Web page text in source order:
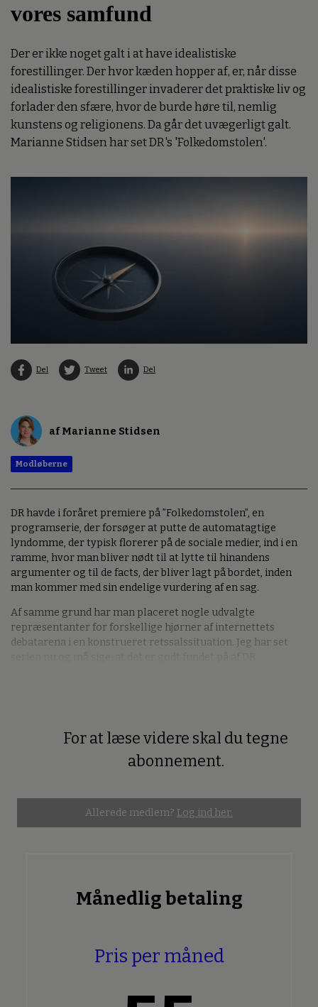
vores samfund
Der er ikke noget galt i at have idealistiske
forestillinger. Der hvor kæden hopper af, er, når disse
idealistiske forestillinger invaderer det praktiske liv og
forlader den sfære, hvor de burde høre til, nemlig
kunstens og religionens. Da går det uvægerligt galt.
Marianne Stidsen har set DR's 'Folkedomstolen'.
Del Tweet Del
af Marianne Stidsen
Modløberne
DR havde i foråret premiere på ”Folkedomstolen”, en
programserie, der forsøger at putte de automatagtige
lyndomme, der typisk florerer på de sociale medier, ind i en
ramme, hvor man bliver nødt til at lytte til hinandens
argumenter og til de facts, der bliver lagt på bordet, inden
man kommer med sin endelige vurdering af en sag.
Af samme grund har man placeret nogle udvalgte
repræsentanter for forskellige hjørner af internettets
debatarena i en konstrueret retssalssituation. Jeg har set
For at læse videre skal du tegne
abonnement.
Allerede medlem? Log ind her.
Månedlig betaling
Pris per måned